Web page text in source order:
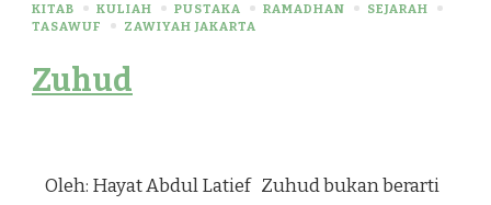
KITAB
KULIAH PUSTAKA RAMADHAN
SEJARAH
TASAWUF
ZAWIYAH JAKARTA
Zuhud
Oleh: Hayat Abdul Latief Zuhud bukan berarti